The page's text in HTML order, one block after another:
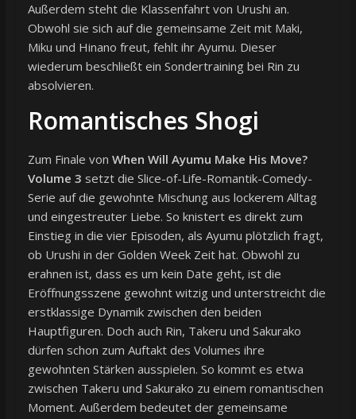
Außerdem steht die Klassenfahrt von Urushi an.
Obwohl sie sich auf die gemeinsame Zeit mit Maki,
Miku und Hinano freut, fehlt ihr Ayumu. Dieser
wiederum beschließt ein Sondertraining bei Rin zu
absolvieren.
Romantisches Shogi
Zum Finale von When Will Ayumu Make His Move?
Volume 3 setzt die Slice-of-Life-Romantik-Comedy-
Serie auf die gewohnte Mischung aus lockerem Alltag
und eingestreuter Liebe. So knistert es direkt zum
Einstieg in die vier Episoden, als Ayumu plötzlich fragt,
ob Urushi in der Golden Week Zeit hat. Obwohl zu
erahnen ist, dass es um kein Date geht, ist die
Eröffnungsszene gewohnt witzig und unterstreicht die
erstklassige Dynamik zwischen den beiden
Hauptfiguren. Doch auch Rin, Takeru und Sakurako
dürfen schon zum Auftakt des Volumes ihre
gewohnten Stärken ausspielen. So kommt es etwa
zwischen Takeru und Sakurako zu einem romantischen
Moment. Außerdem bedeutet der gemeinsame